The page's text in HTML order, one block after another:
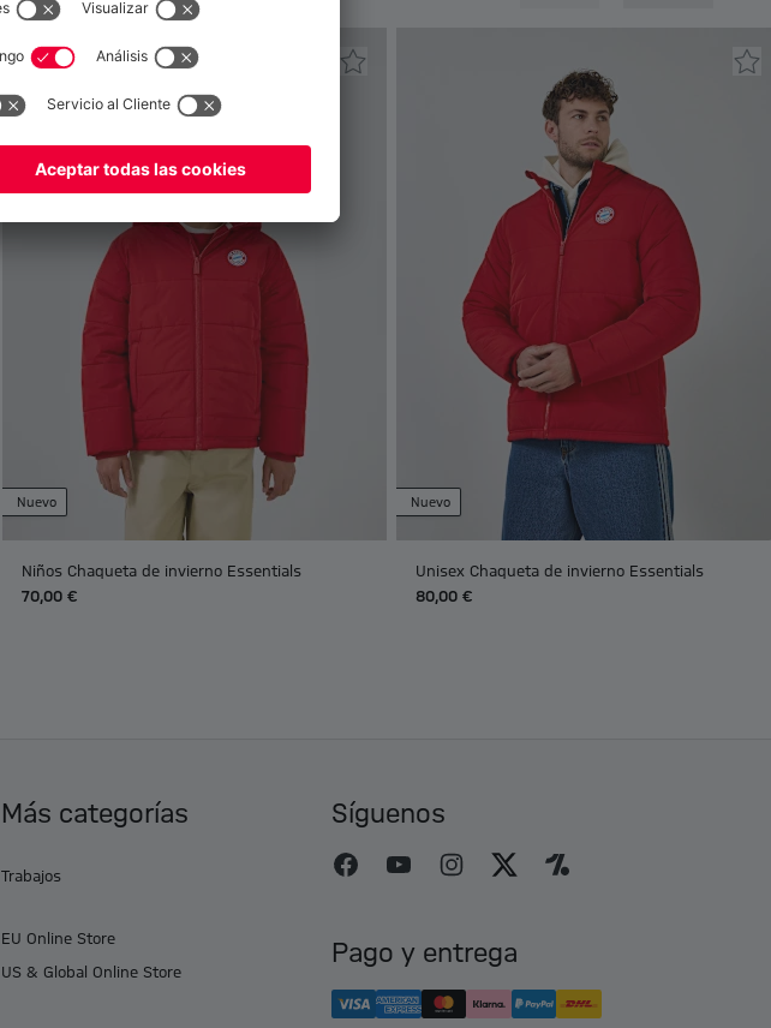
Nuevo
Niños Chaqueta de invierno Essentials
70,00 €
Nuevo
Unisex Chaqueta de invierno Essentials
80,00 €
Más categorías
Trabajos
EU Online Store
US & Global Online Store
Síguenos
Pago y entrega